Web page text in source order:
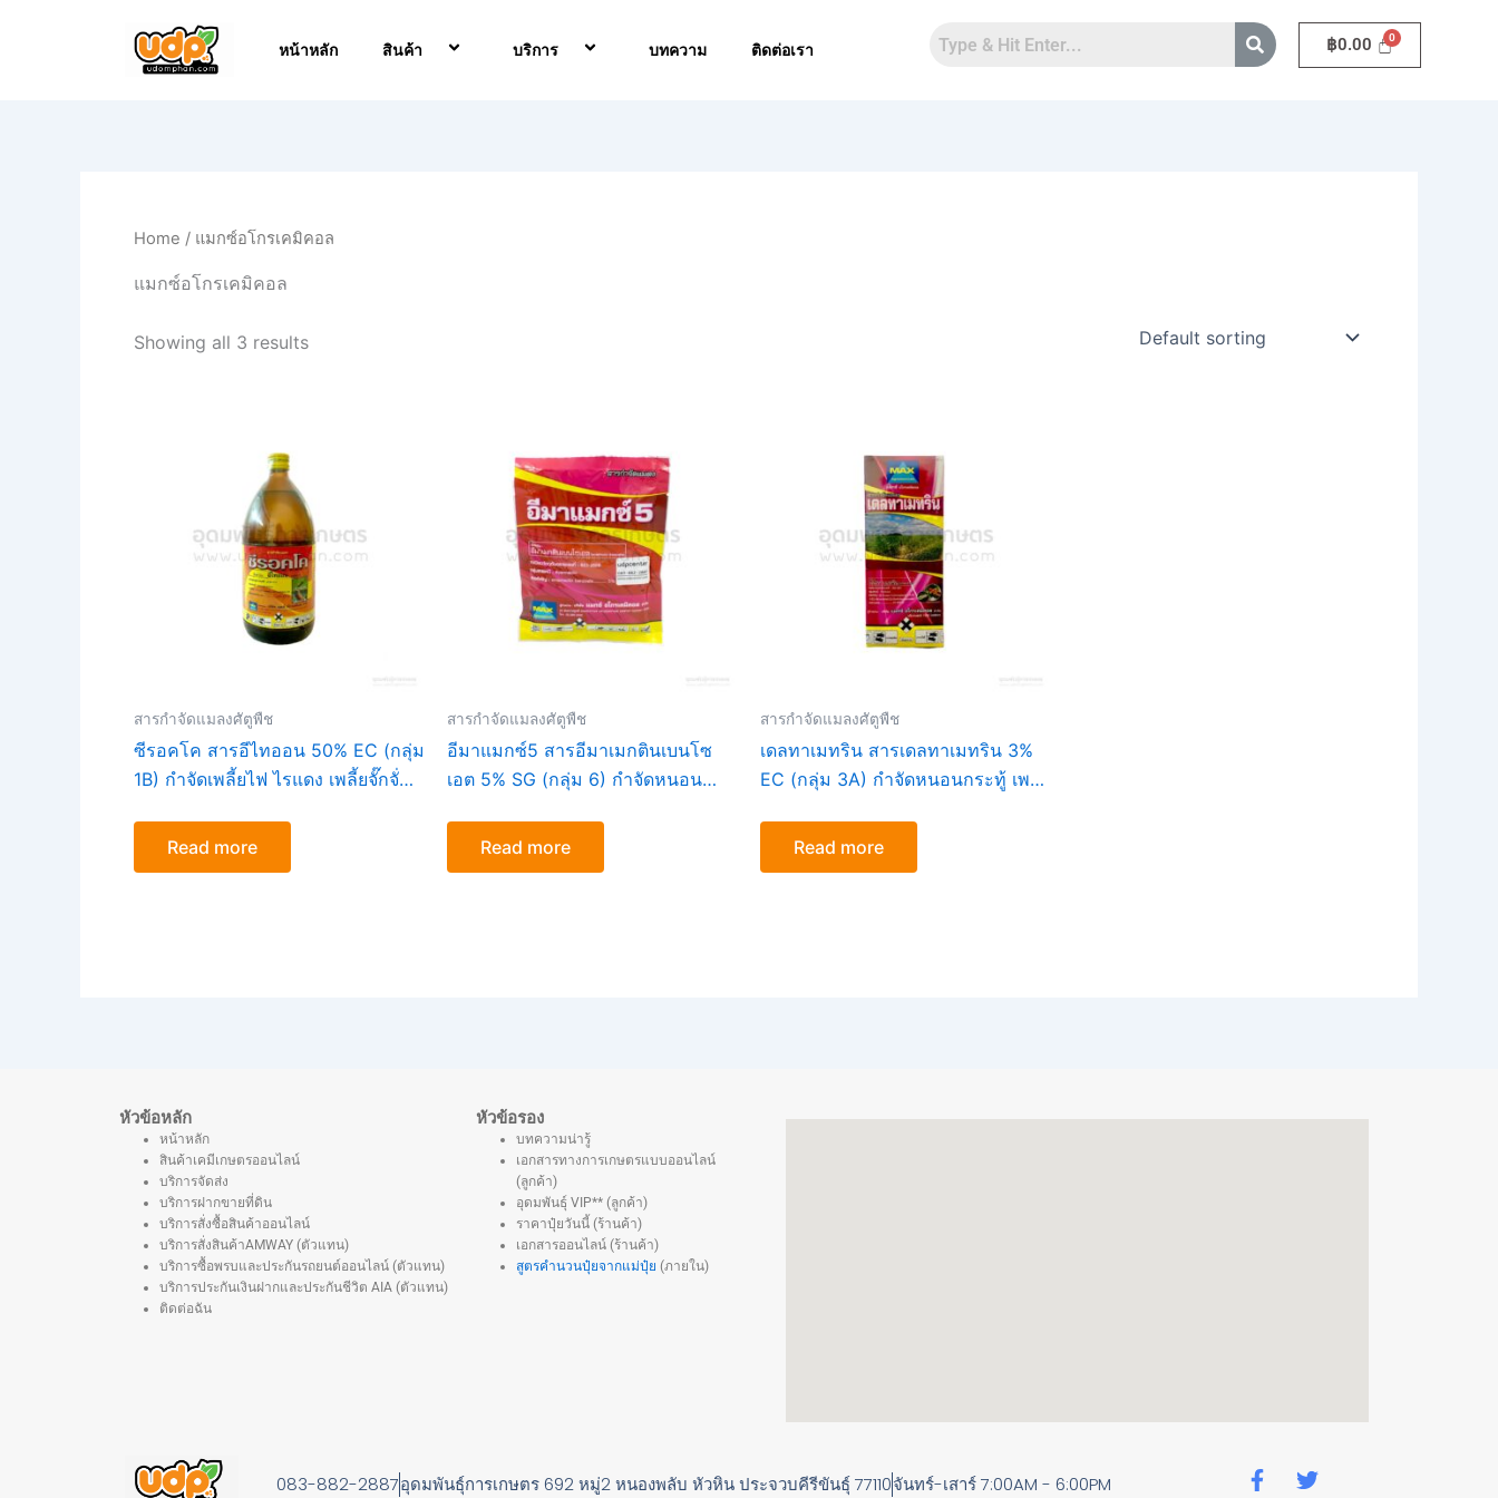
หน้าหลัก สินค้า บริการ บทความ ติดต่อเรา ฿0.00
Home / แมกซ์อโกรเคมิคอล
แมกซ์อโกรเคมิคอล
Showing all 3 results
สารกำจัดแมลงศัตูพืช
ซีรอคโค สารอีไทออน 50% EC (กลุ่ม
1B) กำจัดเพลี้ยไฟ ไรแดง เพลี้ยจั๊กจั่น
Read more
สารกำจัดแมลงศัตูพืช
อีมาแมกซ์5 สารอีมาเมกตินเบนโซ
เอต 5% SG (กลุ่ม 6) กำจัดหนอน
ขนาด100กรัม
Read more
สารกำจัดแมลงศัตูพืช
เดลทาเมทริน สารเดลทาเมทริน 3%
EC (กลุ่ม 3A) กำจัดหนอนกระทู้ เพลี้ย
Read more
หัวข้อหลัก
หน้าหลัก
สินค้าเคมีเกษตรออนไลน์
บริการจัดส่ง
บริการฝากขายที่ดิน
บริการสั่งซื้อสินค้าออนไลน์
บริการสั่งสินค้าAMWAY (ตัวแทน)
บริการซื้อพรบและประกันรถยนต์ออนไลน์ (ตัวแทน)
บริการประกันเงินฝากและประกันชีวิต AIA (ตัวแทน)
ติดต่อฉัน
หัวข้อรอง
บทความน่ารู้
เอกสารทางการเกษตรแบบออนไลน์
(ลูกค้า)
อุดมพันธุ์ VIP** (ลูกค้า)
ราคาปุ๋ยวันนี้ (ร้านค้า)
เอกสารออนไลน์ (ร้านค้า)
สูตรคำนวนปุ๋ยจากแม่ปุ๋ย (ภายใน)
083-882-2887อุดมพันธุ์การเกษตร 692 หมู่2 หนองพลับ หัวหิน ประจวบคีรีขันธุ์ 77110จันทร์-เสาร์ 7:00AM - 6:00PM
F
T